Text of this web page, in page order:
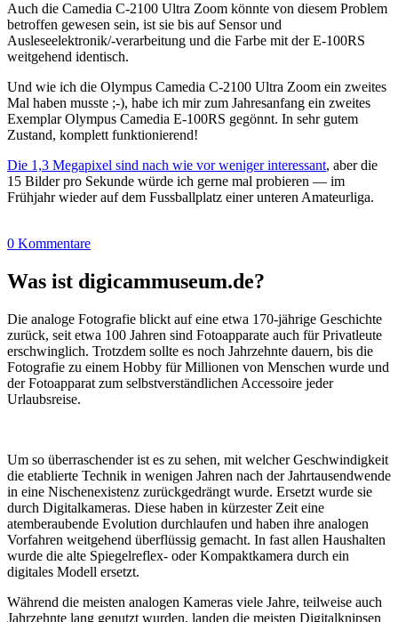
Auch die Camedia C-2100 Ultra Zoom könnte von diesem Problem
betroffen gewesen sein, ist sie bis auf Sensor und
Ausleseelektronik/-verarbeitung und die Farbe mit der E-100RS
weitgehend identisch.
Und wie ich die Olympus Camedia C-2100 Ultra Zoom ein zweites
Mal haben musste ;-), habe ich mir zum Jahresanfang ein zweites
Exemplar Olympus Camedia E-100RS gegönnt. In sehr gutem
Zustand, komplett funktionierend!
Die 1,3 Megapixel sind nach wie vor weniger interessant, aber die
15 Bilder pro Sekunde würde ich gerne mal probieren — im
Frühjahr wieder auf dem Fussballplatz einer unteren Amateurliga.
0 Kommentare
Was ist digicammuseum.de?
Die analoge Fotografie blickt auf eine etwa 170-jährige Geschichte
zurück, seit etwa 100 Jahren sind Fotoapparate auch für Privatleute
erschwinglich. Trotzdem sollte es noch Jahrzehnte dauern, bis die
Fotografie zu einem Hobby für Millionen von Menschen wurde und
der Fotoapparat zum selbstverständlichen Accessoire jeder
Urlaubsreise.
Um so überraschender ist es zu sehen, mit welcher Geschwindigkeit
die etablierte Technik in wenigen Jahren nach der Jahrtausendwende
in eine Nischenexistenz zurückgedrängt wurde. Ersetzt wurde sie
durch Digitalkameras. Diese haben in kürzester Zeit eine
atemberaubende Evolution durchlaufen und haben ihre analogen
Vorfahren weitgehend überflüssig gemacht. In fast allen Haushalten
wurde die alte Spiegelreflex- oder Kompaktkamera durch ein
digitales Modell ersetzt.
Während die meisten analogen Kameras viele Jahre, teilweise auch
Jahrzehnte lang genutzt wurden, landen die meisten Digitalknipsen